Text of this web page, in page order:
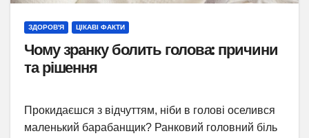
ЗДОРОВ'Я ЦІКАВІ ФАКТИ
Чому зранку болить голова: причини
та рішення
Прокидаєшся з відчуттям, ніби в голові оселився
маленький барабанщик? Ранковий головний біль